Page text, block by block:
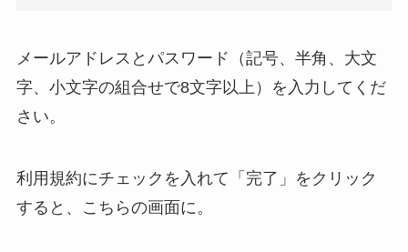
メールアドレスとパスワード（記号、半角、大文
字、小文字の組合せで8文字以上）を入力してくだ
さい。
利用規約にチェックを入れて「完了」をクリック
すると、こちらの画面に。